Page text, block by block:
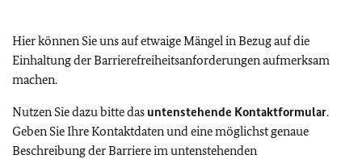
Hier können Sie uns auf etwaige Mängel in Bezug auf die
Einhaltung der Barrierefreiheitsanforderungen aufmerksam
machen.
Nutzen Sie dazu bitte das untenstehende Kontaktformular.
Geben Sie Ihre Kontaktdaten und eine möglichst genaue
Beschreibung der Barriere im untenstehenden